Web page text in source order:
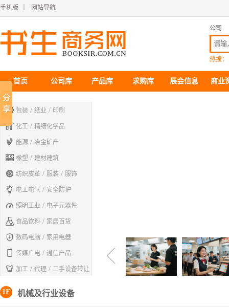
手机版 网站导航
公司
热搜：
首页 公司库 产品库 求购库 展会信息 商业
 包装 / 纸业 / 印刷
 化工 / 精细化学品
 能源 / 冶金矿产
 橡塑 / 建材建筑
 纺织皮革 / 服装 / 服饰
 电工电气 / 安全防护
 照明工业 / 电子元器件
 食品饮料 / 家居百货
 数码电脑 / 家用电器
 传媒广电 / 通信产品
 加工 / 代理 / 二手设备转让
1F 机械及行业设备